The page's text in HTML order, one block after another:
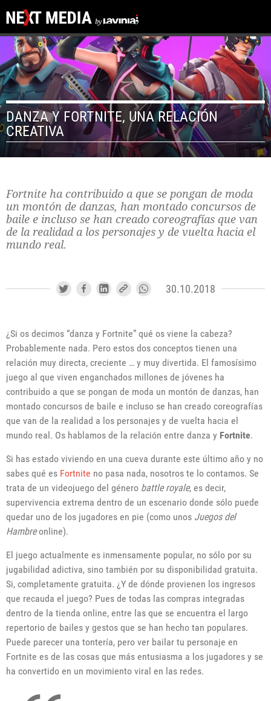
DANZA Y FORTNITE, UNA RELACIÓN
CREATIVA
Fortnite ha contribuido a que se pongan de moda
un montón de danzas, han montado concursos de
baile e incluso se han creado coreografías que van
de la realidad a los personajes y de vuelta hacia el
mundo real.
30.10.2018
¿Si os decimos “danza y Fortnite” qué os viene la cabeza?
Probablemente nada. Pero estos dos conceptos tienen una
relación muy directa, creciente … y muy divertida. El famosísimo
juego al que viven enganchados millones de jóvenes ha
contribuido a que se pongan de moda un montón de danzas, han
montado concursos de baile e incluso se han creado coreografías
que van de la realidad a los personajes y de vuelta hacia el
mundo real. Os hablamos de la relación entre danza y Fortnite.
Si has estado viviendo en una cueva durante este último año y no
sabes qué es Fortnite no pasa nada, nosotros te lo contamos. Se
trata de un videojuego del género battle royale, es decir,
supervivencia extrema dentro de un escenario donde sólo puede
quedar uno de los jugadores en pie (como unos Juegos del
Hambreonline).
El juego actualmente es inmensamente popular, no sólo por su
jugabilidad adictiva, sino también por su disponibilidad gratuita.
Si, completamente gratuita. ¿Y de dónde provienen los ingresos
que recauda el juego? Pues de todas las compras integradas
dentro de la tienda online, entre las que se encuentra el largo
repertorio de bailes y gestos que se han hecho tan populares.
Puede parecer una tontería, pero ver bailar tu personaje en
Fortnite es de las cosas que más entusiasma a los jugadores y se
ha convertido en un movimiento viral en las redes.